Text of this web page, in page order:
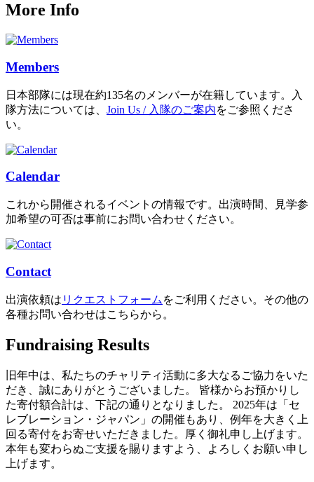
More Info
Members
日本部隊には現在約135名のメンバーが在籍しています。入
隊方法については、 Join Us / 入隊のご案内をご参照くださ
い。
Calendar
これから開催されるイベントの情報です。出演時間、見学参
加希望の可否は事前にお問い合わせください。
Contact
出演依頼は リクエストフォーム をご利用ください。その他の
各種お問い合わせはこちらから。
Fundraising Results
旧年中は、私たちのチャリティ活動に多大なるご協力をいた
だき、誠にありがとうございました。 皆様からお預かりし
た寄付額合計は、下記の通りとなりました。 2025年は「セ
レブレーション・ジャパン」の開催もあり、例年を大きく上
回る寄付をお寄せいただきました。厚く御礼申し上げます。
本年も変わらぬご支援を賜りますよう、よろしくお願い申し
上げます。